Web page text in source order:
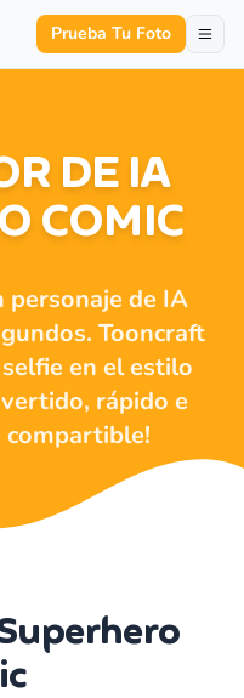
Prueba Tu Foto
DE IA
COMIC
de IA
Tooncraft
en el estilo
rápido e